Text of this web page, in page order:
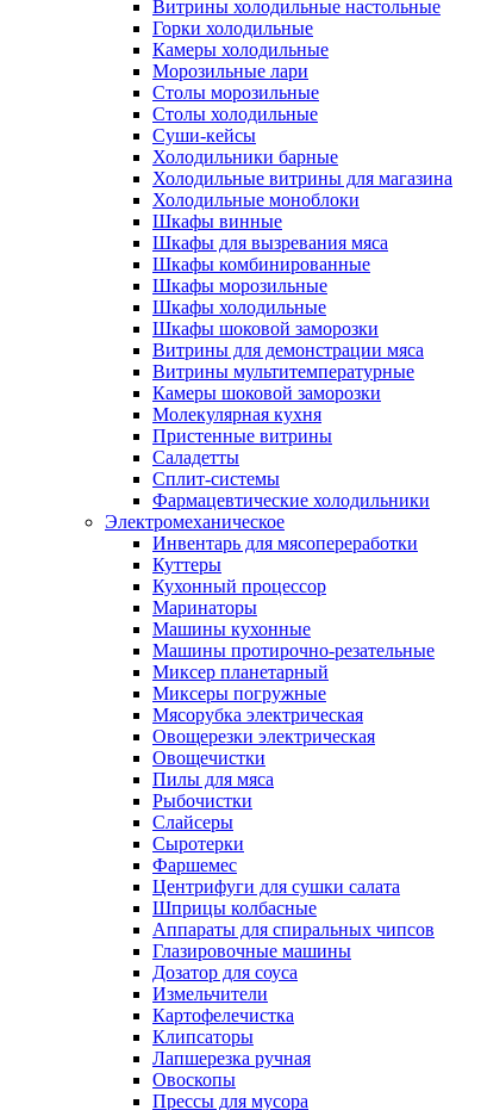
Витрины холодильные настольные
Горки холодильные
Камеры холодильные
Морозильные лари
Столы морозильные
Столы холодильные
Суши-кейсы
Холодильники барные
Холодильные витрины для магазина
Холодильные моноблоки
Шкафы винные
Шкафы для вызревания мяса
Шкафы комбинированные
Шкафы морозильные
Шкафы холодильные
Шкафы шоковой заморозки
Витрины для демонстрации мяса
Витрины мультитемпературные
Камеры шоковой заморозки
Молекулярная кухня
Пристенные витрины
Саладетты
Сплит-системы
Фармацевтические холодильники
Электромеханическое
Инвентарь для мясопереработки
Куттеры
Кухонный процессор
Маринаторы
Машины кухонные
Машины протирочно-резательные
Миксер планетарный
Миксеры погружные
Мясорубка электрическая
Овощерезки электрическая
Овощечистки
Пилы для мяса
Рыбочистки
Слайсеры
Сыротерки
Фаршемес
Центрифуги для сушки салата
Шприцы колбасные
Аппараты для спиральных чипсов
Глазировочные машины
Дозатор для соуса
Измельчители
Картофелечистка
Клипсаторы
Лапшерезка ручная
Овоскопы
Прессы для мусора